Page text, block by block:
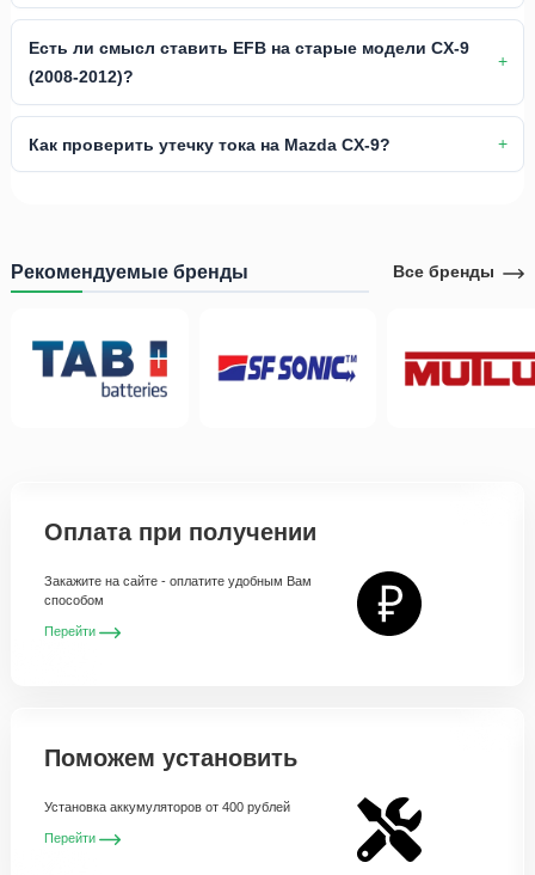
Есть ли смысл ставить EFB на старые модели CX-9
(2008-2012)?
Как проверить утечку тока на Mazda CX-9?
Рекомендуемые бренды Все бренды
Оплата при получении
Закажите на сайте - оплатите удобным Вам
способом
Перейти
Поможем установить
Установка аккумуляторов от 400 рублей
Перейти